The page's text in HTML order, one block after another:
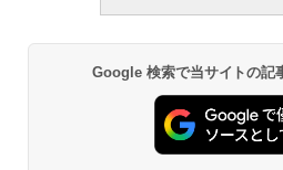
Google 検索で当サイトの記